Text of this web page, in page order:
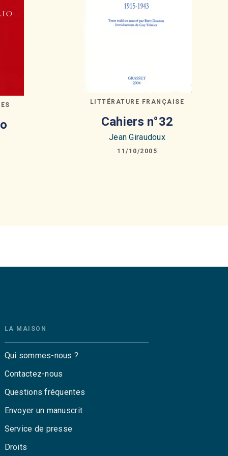
LITTÉRATURE FRANÇAISE
Cahiers n°32
Jean Giraudoux
11/10/2005
LA MAISON
Qui sommes-nous ?
Contactez-nous
Questions fréquentes
Envoyer un manuscrit
Service de presse
Droits